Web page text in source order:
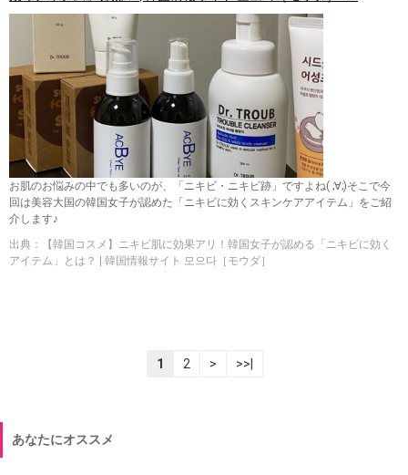
お肌のお悩みの中でも多いのが、「ニキビ・ニキビ跡」ですよね( ;∀;)そこで今
回は美容大国の韓国女子が認めた「ニキビに効くスキンケアアイテム」をご紹
介します♪
出典：【韓国コスメ】ニキビ肌に効果アリ！韓国女子が認める「ニキビに効く
アイテム」とは？ | 韓国情報サイト 모으다［モウダ］
1 2 > >>|
あなたにオススメ